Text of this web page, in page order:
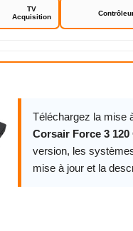
TV
Acquisition
Firmware Corsair
Téléchargez la mise
Corsair Force 3 120
version, les
mise à jour et la